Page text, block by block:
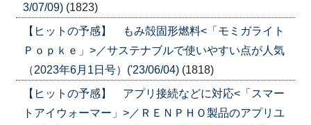
3/07/09) (1823)
【ヒットの予感】 もみ殻固形燃料<「モミガライト
Ｐｏｐｋｅ」>／サステナブルで使いやすい点が人気
（2023年6月1日号）('23/06/04) (1818)
【ヒットの予感】 アプリ接続などに対応<「スマー
トアイウォーマー」>／ＲＥＮＰＨＯ製品のアプリユ